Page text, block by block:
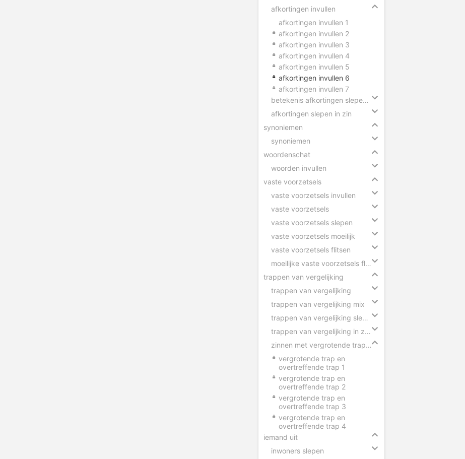
afkortingen invullen
afkortingen invullen 1
afkortingen invullen 2
afkortingen invullen 3
afkortingen invullen 4
afkortingen invullen 5
afkortingen invullen 6
afkortingen invullen 7
betekenis afkortingen slepen in zin
afkortingen slepen in zin
synoniemen
synoniemen
woordenschat
woorden invullen
vaste voorzetsels
vaste voorzetsels invullen
vaste voorzetsels
vaste voorzetsels slepen
vaste voorzetsels moeilijk
vaste voorzetsels flitsen
moeilijke vaste voorzetsels flitsen
trappen van vergelijking
trappen van vergelijking
trappen van vergelijking mix
trappen van vergelijking slepen
trappen van vergelijking in zinnen
zinnen met vergrotende trap en overtreffende trap
vergrotende trap en
overtreffende trap 1
vergrotende trap en
overtreffende trap 2
vergrotende trap en
overtreffende trap 3
vergrotende trap en
overtreffende trap 4
iemand uit
inwoners slepen